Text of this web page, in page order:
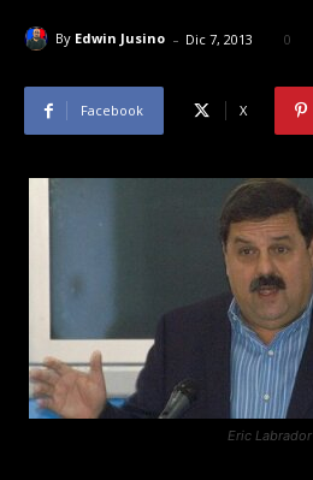
By Edwin Jusino - Dic 7, 2013 0
Facebook X
Eric Labrador